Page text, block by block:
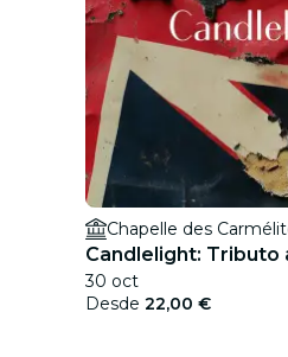
Chapelle des
Candlelight: Tributo
30 oct
Desde 22,00 €